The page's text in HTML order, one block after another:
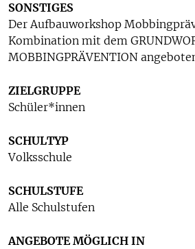
SONSTIGES
Der Aufbauworkshop
Kombination mit dem
MOBBINGPRÄVENTION
ZIELGRUPPE
Schüler*innen
SCHULTYP
Volksschule
SCHULSTUFE
Alle Schulstufen
ANGEBOTE MÖGLICH IN